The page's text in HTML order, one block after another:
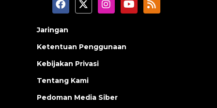
Jaringan
Ketentuan Penggunaan
Kebijakan Privasi
Tentang Kami
Pedoman Media Siber